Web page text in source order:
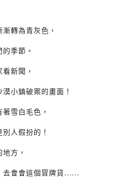
轉為青灰色，
季節。
新聞，
小鎮破案的畫面！
雪白毛色，
人假扮的！
方，
去會會這個冒牌貨......